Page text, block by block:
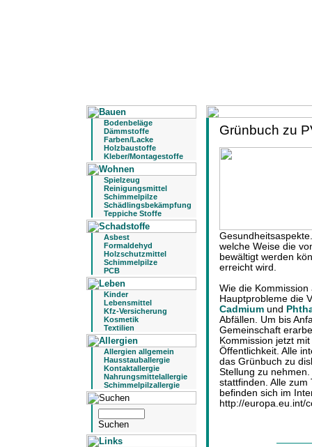
Bodenbeläge
Dämmstoffe
Farben/Lacke
Holzbaustoffe
Kleber/Montagestoffe
Spielzeug
Reinigungsmittel
Schimmelpilze
Schädlingsbekämpfung
Teppiche Stoffe
Asbest
Formaldehyd
Holzschutzmittel
Schimmelpilze
PCB
Kinder
Lebensmittel
Kfz-Versicherung
Kosmetik
Textilien
Allergien allgemein
Hausstauballergie
Kontaktallergie
Nahrungsmittelallergie
Schimmelpilzallergie
Grünbuch zu
welche Weise die
bewältigt werden
erreicht wird.
Wie die
Hauptprobleme die
Cadmium und
Abfällen. Um bis
Gemeinschaft
Kommission jetzt
Öffentlichkeit. Alle
das Grünbuch zu
Stellung zu
stattfinden. Alle
befinden sich im
http://europa.eu.int/